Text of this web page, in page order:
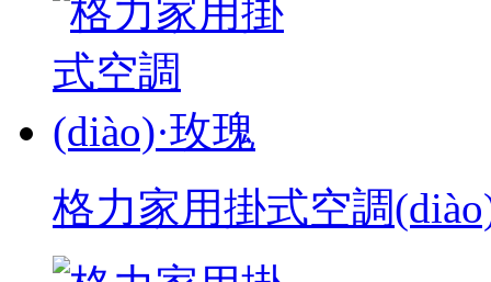
格力家用掛式空調